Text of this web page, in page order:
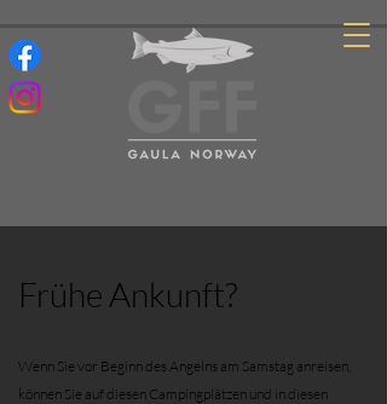
Frühe Ankunft?
Wenn Sie vor Beginn des Angelns am Samstag anreisen,
können Sie auf diesen Campingplätzen und in diesen